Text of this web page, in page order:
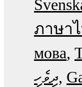
ภาษา
мова
ދިވެހި